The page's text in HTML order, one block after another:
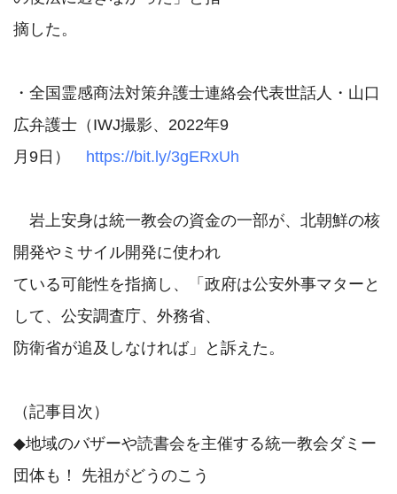
摘した。
・全国霊感商法対策弁護士連絡会代表世話人・山口
広弁護士（IWJ撮影、2022年9
月9日） https://bit.ly/3gERxUh
岩上安身は統一教会の資金の一部が、北朝鮮の核
開発やミサイル開発に使われ
ている可能性を指摘し、「政府は公安外事マターと
して、公安調査庁、外務省、
防衛省が追及しなければ」と訴えた。
（記事目次）
◆地域のバザーや読書会を主催する統一教会ダミー
団体も！ 先祖がどうのこう